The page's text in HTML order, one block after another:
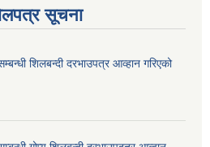
सूचना
शिलबन्दी दरभाउपत्र आव्हान गरिएको